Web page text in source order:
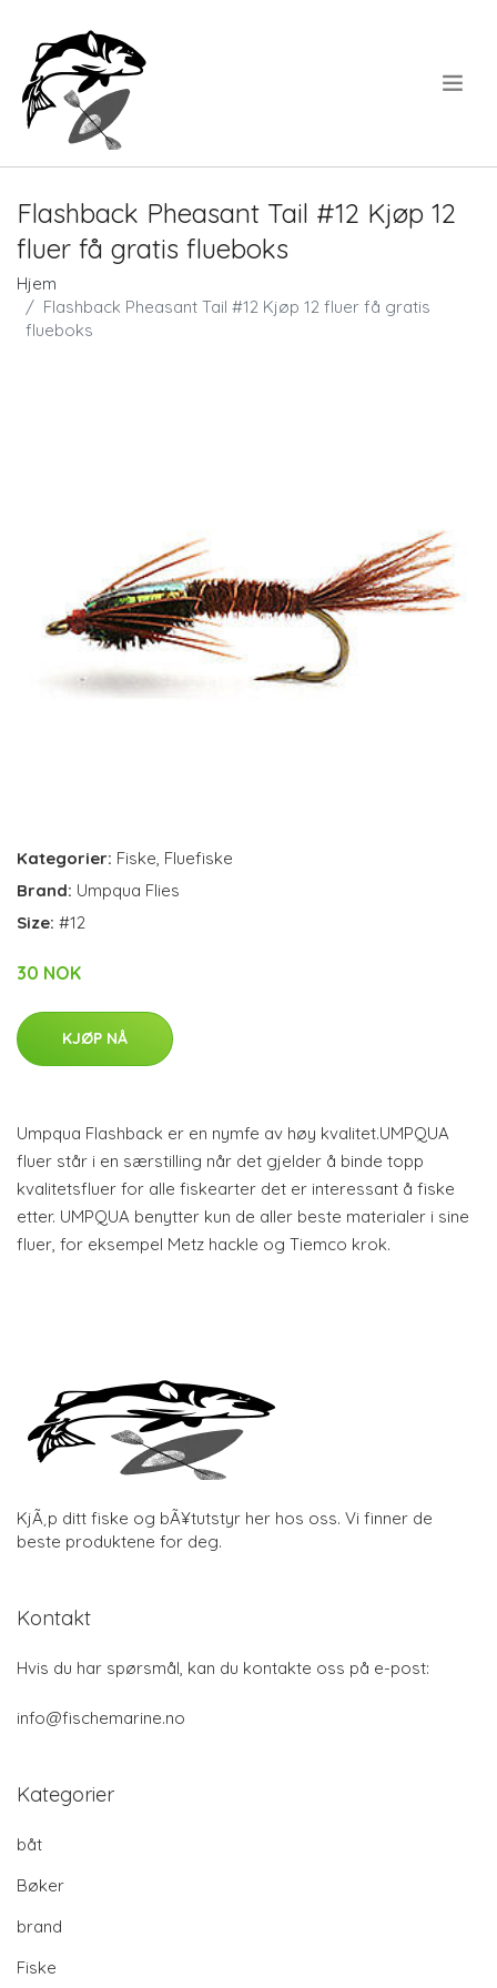
Flashback Pheasant Tail #12 Kjøp 12
fluer få gratis flueboks
Hjem
Flashback Pheasant Tail #12 Kjøp 12 fluer få gratis
flueboks
Kategorier: Fiske, Fluefiske
Brand: Umpqua Flies
Size: #12
30 NOK
KJØP NÅ
Umpqua Flashback er en nymfe av høy kvalitet.UMPQUA
fluer står i en særstilling når det gjelder å binde topp
kvalitetsfluer for alle fiskearter det er interessant å fiske
etter. UMPQUA benytter kun de aller beste materialer i sine
fluer, for eksempel Metz hackle og Tiemco krok.
KjÃ¸p ditt fiske og bÃ¥tutstyr her hos oss. Vi finner de
beste produktene for deg.
Kontakt
Hvis du har spørsmål, kan du kontakte oss på e-post:
info@fischemarine.no
Kategorier
båt
Bøker
brand
Fiske